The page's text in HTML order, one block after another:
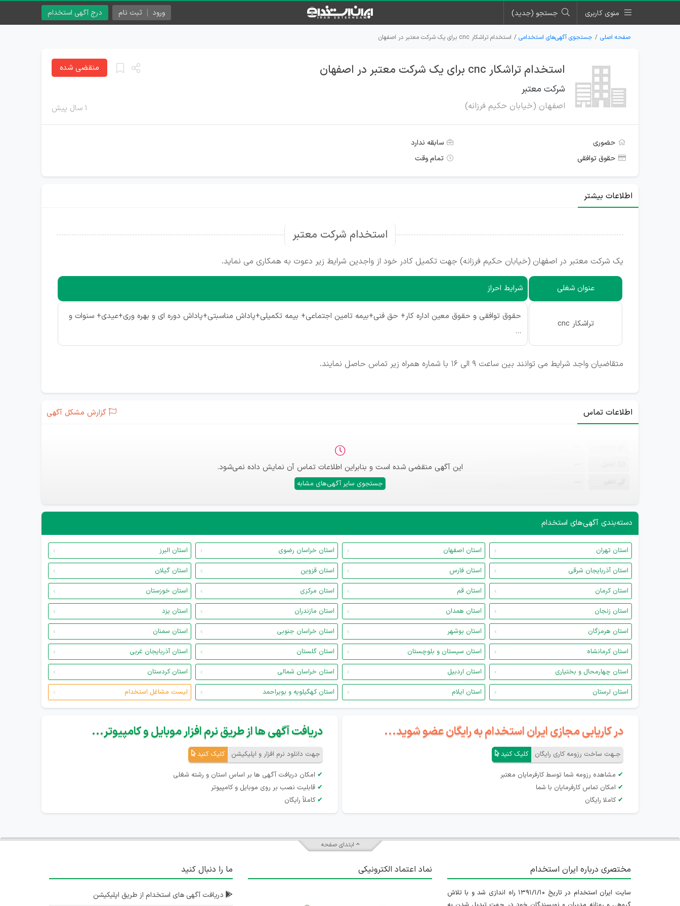
منوی کاربری جستجو (جدید) درج آگهی استخدام ورود ثبت نام
صفحه اصلی جستجوی آگهی‌های استخدامی استخدام تراشکار cnc برای یک شرکت معتبر در اصفهان
استخدام تراشکار cnc برای یک شرکت معتبر در اصفهان
شرکت معتبر
اصفهان (خیابان حکیم فرزانه) ۱ سال پیش
منقضی شده
حضوری
سابقه ندارد
حقوق توافقی
تمام وقت
اطلاعات بیشتر
استخدام شرکت معتبر
یک شرکت معتبر در اصفهان (خیابان حکیم فرزانه) جهت تکمیل کادر خود از واجدین شرایط زیر دعوت به همکاری می نماید.
عنوان شغلی شرایط احراز
تراشکار cnc
حقوق توافقی و حقوق معین اداره کار+ حق فنی+بیمه تامین اجتماعی+ بیمه تکمیلی+پاداش مناسبتی+پاداش دوره ای و بهره وری+عیدی+ سنوات و
...
متقاضیان واجد شرایط می توانند بین ساعت 9 الی 16 با شماره همراه زیر تماس حاصل نمایند.
اطلاعات تماس گزارش مشکل آگهی
این آگهی منقضی شده است و بنابراین اطلاعات تماس آن نمایش داده نمی‌شود.
جستجوی سایر آگهی‌های مشابه
دسته‌بندی آگهی‌های استخدام
استان تهران استان اصفهان استان خراسان رضوی
استان البرز
استان آذربایجان شرقی
استان فارس استان قزوین
استان گیلان
استان کرمان
استان قم استان مرکزی
استان خوزستان
استان زنجان
استان همدان استان مازندران
استان یزد
استان هرمزگان
استان بوشهر استان خراسان جنوبی
استان سمنان
استان کرمانشاه
استان سیستان و بلوچستان استان گلستان
استان آذربایجان غربی
استان چهارمحال و بختیاری
استان اردبیل استان خراسان شمالی
استان کردستان
استان لرستان
استان ایلام استان کهگیلویه و بویراحمد لیست مشاغل استخدام
در کاریابی مجازی ایران استخدام به رایگان عضو شوید...
جـهت ساخت رزومه کاری رایگان کلیک کنید
✔ مشاهده رزومه شما توسط کارفرمایان معتبر
✔ امکان تماس کارفرمایان با شما
✔ کاملا رایگان
دریافت آگهی ها از طریق نرم افزار موبایل و کامپیوتر...
جهت دانلود نرم افزار و اپلیکیشن کلیک کنید
✔ امکان دریافت آگهی ها بر اساس استان و رشته شغلی
✔ قابلیت نصب بر روی موبایل و کامپیوتر
✔ کاملاً رایگان
ابتدای صفحه
مختصری درباره ایران استخدام
سایت ایران استخدام در تاریخ ۱۳۹۱/۱/۱۰ راه اندازی شد و با تلاش
نماد اعتماد الکترونیکی ما را دنبال کنید
دریافت آگهی های استخدام از طریق اپلیکیشن